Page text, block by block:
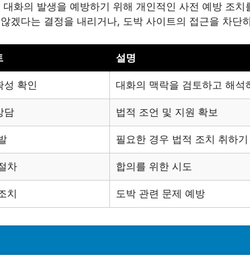
대화의 발생을 예방하기 위해 개인적인 사전 예방 조
겠다는 결정을 내리거나, 도박 사이트의 접근을 차단
설명
성 확인 대화의 맥락을 검토하고 해석
담 법적 조언 및 지원 확보
필요한 경우 법적 조치 취하기
차 합의를 위한 시도
치 도박 관련 문제 예방